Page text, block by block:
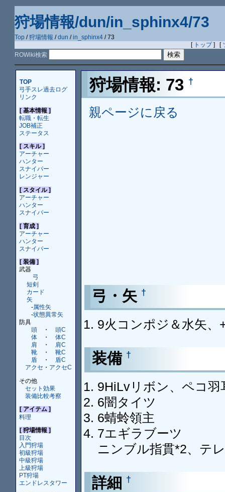
狩場情報/dun/in_sphinx4/73
Top /狩場情報 /dun /in_sphinx4 / 73
[ トップ] [
ROWiki検索
TOP
弓手スレ過去ログ
リンク
[ 基本情報 ]
転職・転生
JOB補正
ステータス
[ スキル ]
アーチャー
ハンター
スナイパー
レンジャー
[ スタイル ]
アーチャー
ハンター
スナイパー
[ 育成 ]
アーチャー
ハンター
スナイパー
[ 装備 ]
武器
弓
短剣
カード
矢
-属性矢
-状態異常矢
防具
頭
・
頭C
体
・
体C
肩
・
肩C
靴
・
靴C
盾
・
盾C
アクセ ・ アクセC
その他
セット効果
装備比較考察
[ アイテム ]
料理
[ 狩場情報 ]
目次
入門狩場
初級狩場
中級狩場
上級狩場
PT狩場
エンドレスタワー
狩場情報: 73 †
親ページに戻る
弓・矢 †
9火コンポジ＆水矢
装備 †
9HiLvリボン、ペコ
6闇タイツ
6蜻蛉領主
7エギラブーツ
ニンブル指貫*2、テ
詳細 †